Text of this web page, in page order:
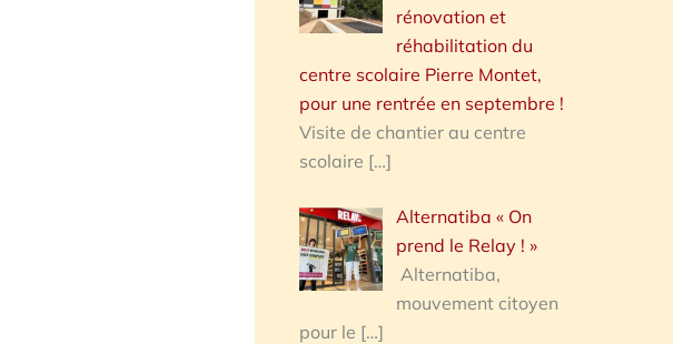
rénovation et
réhabilitation du
centre scolaire Pierre Montet,
pour une rentrée en septembre !
Visite de chantier au centre
scolaire […]
Alternatiba « On
prend le Relay ! »
Alternatiba,
mouvement citoyen
pour le […]